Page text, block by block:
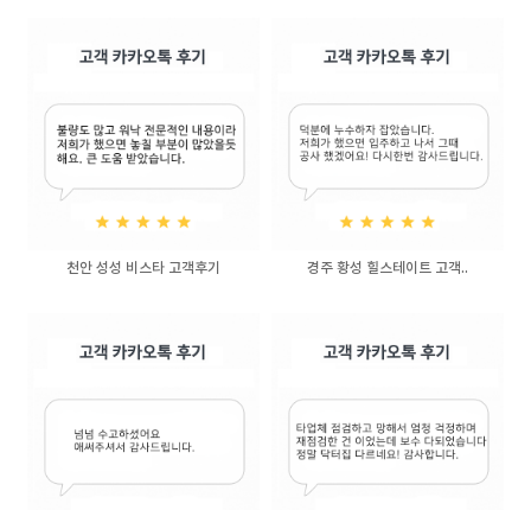
천안 성성 비스타 고객후기 경주 황성 힐스테이트 고객..